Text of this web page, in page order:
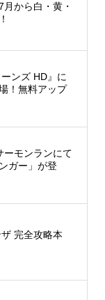
月から白・黄・
ンズ HD』に
！無料アップ
ーモンランにて
ガー」が登
完全攻略本